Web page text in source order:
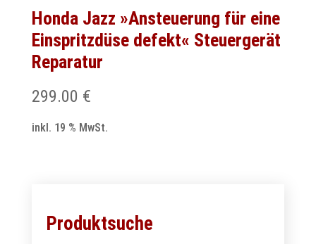
Honda Jazz »Ansteuerung für eine
Einspritzdüse defekt« Steuergerät
Reparatur
299.00 €
inkl. 19 % MwSt.
Produktsuche